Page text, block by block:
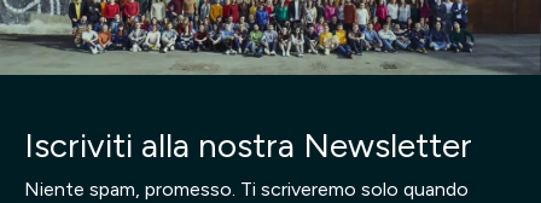
Iscriviti alla nostra Newsletter
Niente spam, promesso. Ti scriveremo solo quando